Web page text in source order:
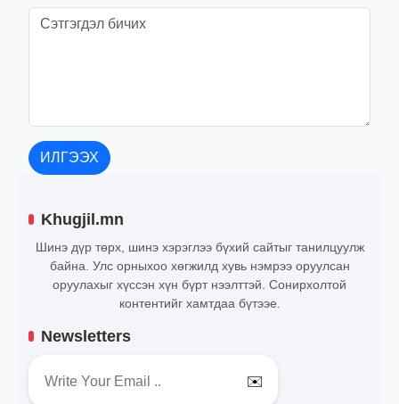
ИЛГЭЭХ
Khugjil.mn
Шинэ дүр төрх, шинэ хэрэглээ бүхий сайтыг танилцуулж
байна. Улс орныхоо хөгжилд хувь нэмрээ оруулсан
оруулахыг хүссэн хүн бүрт нээлттэй. Сонирхолтой
контентийг хамтдаа бүтээе.
Newsletters
✉️